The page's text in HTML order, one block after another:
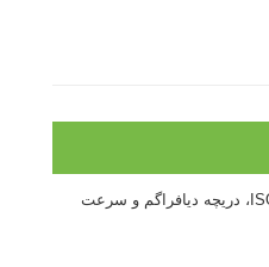
درک نوردهی – همراه با توضیح ISO، دریچه دیافراگم و سرعت